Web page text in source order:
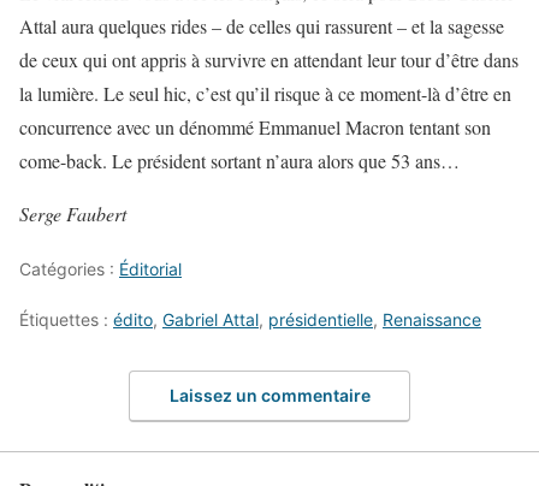
Attal aura quelques rides – de celles qui rassurent – et la sagesse
de ceux qui ont appris à survivre en attendant leur tour d’être dans
la lumière. Le seul hic, c’est qu’il risque à ce moment-là d’être en
concurrence avec un dénommé Emmanuel Macron tentant son
come-back. Le président sortant n’aura alors que 53 ans…
Serge Faubert
Catégories : Éditorial
Étiquettes : édito, Gabriel Attal, présidentielle, Renaissance
Laissez un commentaire